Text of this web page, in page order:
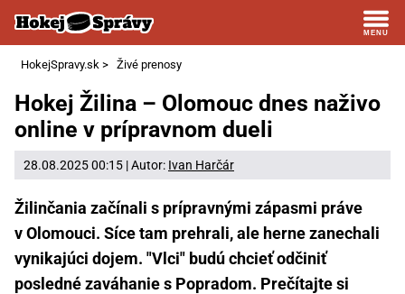
HokejSpravy.sk > Živé prenosy
Hokej Žilina – Olomouc dnes naživo
online v prípravnom dueli
28.08.2025 00:15 | Autor: Ivan Harčár
Žilinčania začínali s prípravnými zápasmi práve
v Olomouci. Síce tam prehrali, ale herne zanechali
vynikajúci dojem. "Vlci" budú chcieť odčiniť
posledné zaváhanie s Popradom. Prečítajte si